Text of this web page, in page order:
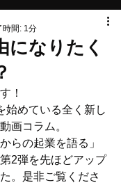
になりたく
時間: 1分
！
始めている全く新し
画コラム。
らの起業を語る」
2弾を先ほどアップ
。是非ご覧くださ